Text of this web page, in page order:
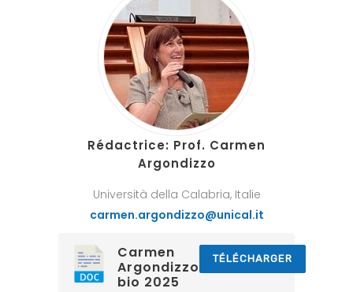
Rédactrice: Prof. Carmen
Argondizzo
Università della Calabria, Italie
carmen.argondizzo@unical.it
Carmen
Argondizzo
bio 2025
TÉLÉCHARGER